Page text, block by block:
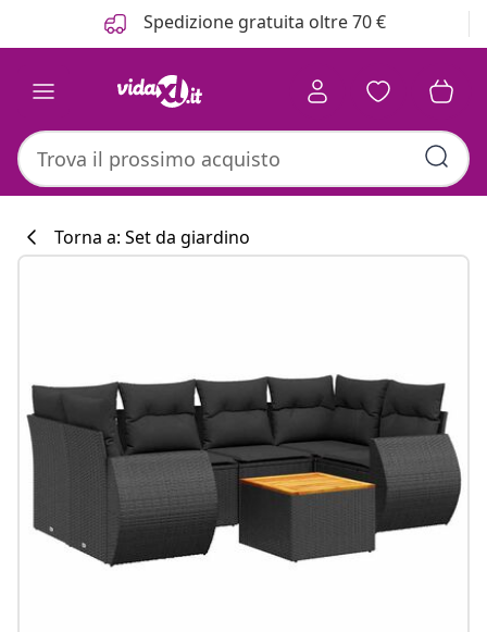
Spedizione gratuita oltre 70 €
Torna a: Set da giardino